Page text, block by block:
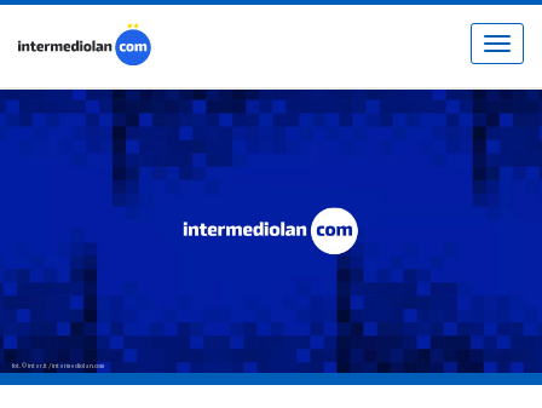
Toggle
fot. © inter.it / intermediolan.com